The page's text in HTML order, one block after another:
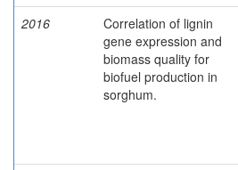
2016
Correlation of lignin
gene expression and
biomass quality for
biofuel production in
sorghum.